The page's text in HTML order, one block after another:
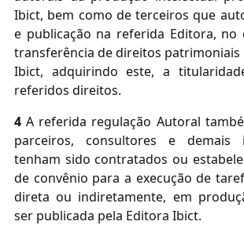
Ibict, bem como de terceiros que
e publicação na referida Editora, no
transferência de direitos patrimoniais
Ibict, adquirindo este, a
referidos direitos.
4 A referida regulação Autoral
parceiros, consultores e demais
tenham sido contratados ou
de convênio para a execução de
direta ou indiretamente, em
ser publicada pela Editora Ibict.